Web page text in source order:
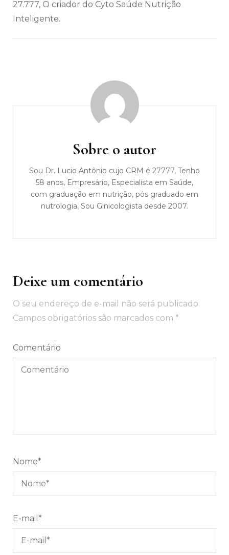
27.777, O criador do Cyto Saúde Nutrição
Inteligente.
Sobre o autor
Sou Dr. Lucio Antônio cujo CRM é 27777, Tenho
58 anos, Empresário, Especialista em Saúde,
com graduação em nutrição, pós graduado em
nutrologia, Sou Ginicologista desde 2007.
Deixe um comentário
O seu endereço de e-mail não será publicado.
Campos obrigatórios são marcados com *
Comentário
Nome*
E-mail *